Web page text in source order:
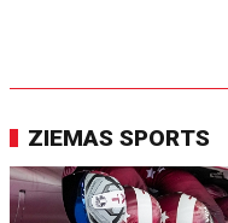
ZIEMAS SPORTS